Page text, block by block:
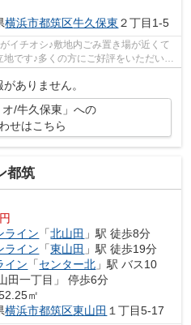
横浜市都筑区牛久保東 ２丁目1-5
イチオシ♪敷地内ごみ置き場が近くて
です♪多くの方にご好評をいただいて
ありません。
オ/牛久保東」への
せはこちら
都筑
ライン 「北山田 」駅 徒歩8分
ライン 「東山田 」駅 徒歩19分
イン 「センター北 」駅 バス10
田一丁目」 停歩6分
㎡
横浜市都筑区東山田 １丁目5-17